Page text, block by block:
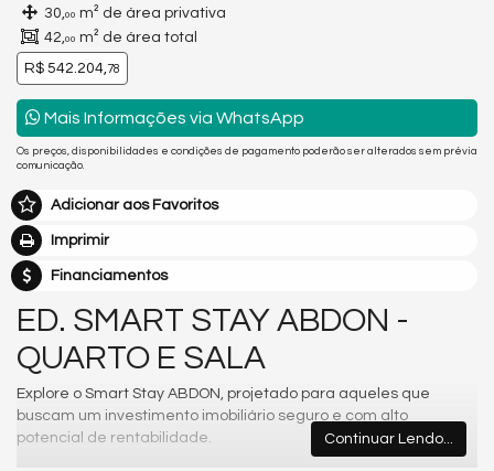
30,00 m² de área privativa
42,00 m² de área total
R$ 542.204,78
Mais Informações via WhatsApp
Os preços, disponibilidades e condições de pagamento poderão ser alterados sem prévia
comunicação.
Adicionar aos Favoritos
Imprimir
Financiamentos
ED. SMART STAY ABDON -
QUARTO E SALA
Explore o Smart Stay ABDON, projetado para aqueles que
buscam um investimento imobiliário seguro e com alto
potencial de rentabilidade.
Continuar Lendo...